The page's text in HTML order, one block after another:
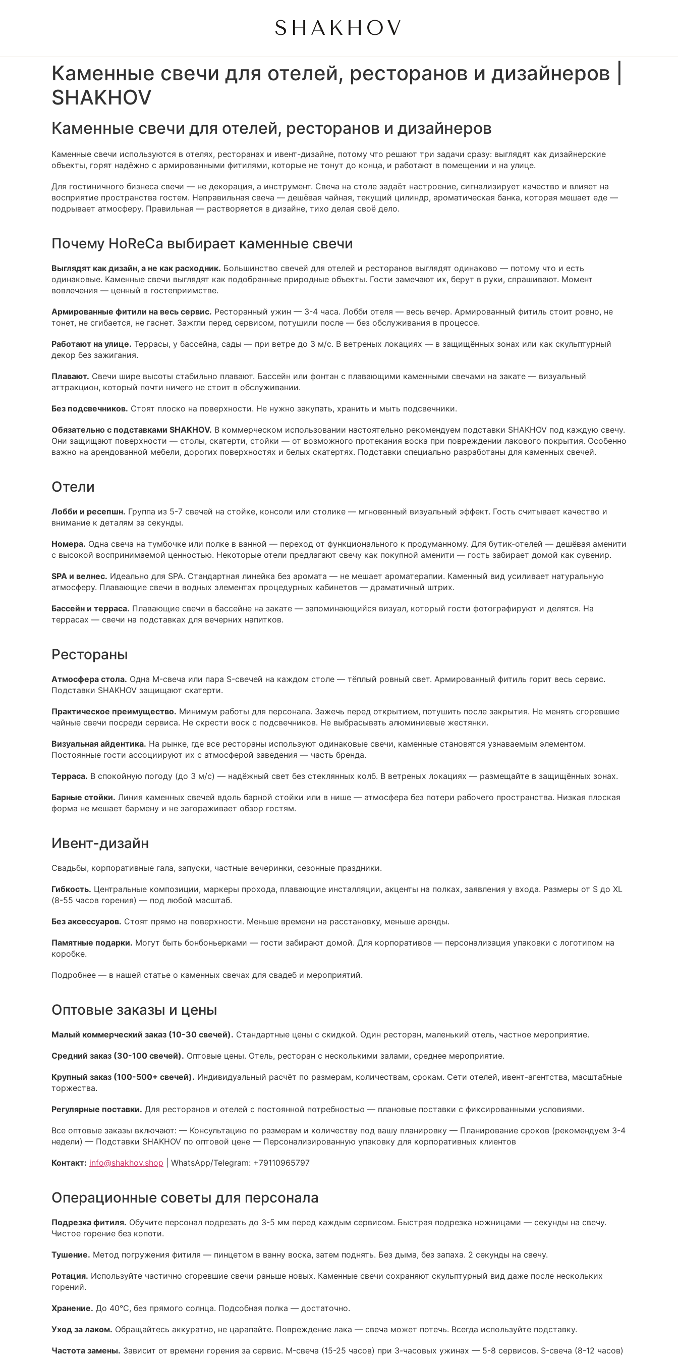
SHAKHOV
Каменные свечи для отелей, ресторанов и дизайнеров |
SHAKHOV
Каменные свечи для отелей, ресторанов и дизайнеров
Каменные свечи используются в отелях, ресторанах и ивент-дизайне, потому что решают три задачи сразу: выглядят как дизайнерские
объекты, горят надёжно с армированными фитилями, которые не тонут до конца, и работают в помещении и на улице.
Для гостиничного бизнеса свечи — не декорация, а инструмент. Свеча на столе задаёт настроение, сигнализирует качество и влияет на
восприятие пространства гостем. Неправильная свеча — дешёвая чайная, текущий цилиндр, ароматическая банка, которая мешает еде —
подрывает атмосферу. Правильная — растворяется в дизайне, тихо делая своё дело.
Почему HoReCa выбирает каменные свечи
Выглядят как дизайн, а не как расходник. Большинство свечей для отелей и ресторанов выглядят одинаково — потому что и есть
одинаковые. Каменные свечи выглядят как подобранные природные объекты. Гости замечают их, берут в руки, спрашивают. Момент
вовлечения — ценный в гостеприимстве.
Армированные фитили на весь сервис. Ресторанный ужин — 3-4 часа. Лобби отеля — весь вечер. Армированный фитиль стоит ровно, не
тонет, не сгибается, не гаснет. Зажгли перед сервисом, потушили после — без обслуживания в процессе.
Работают на улице. Террасы, у бассейна, сады — при ветре до 3 м/с. В ветреных локациях — в защищённых зонах или как скульптурный
декор без зажигания.
Плавают. Свечи шире высоты стабильно плавают. Бассейн или фонтан с плавающими каменными свечами на закате — визуальный
аттракцион, который почти ничего не стоит в обслуживании.
Без подсвечников. Стоят плоско на поверхности. Не нужно закупать, хранить и мыть подсвечники.
Обязательно с подставками SHAKHOV. В коммерческом использовании настоятельно рекомендуем подставки SHAKHOV под каждую свечу.
Они защищают поверхности — столы, скатерти, стойки — от возможного протекания воска при повреждении лакового покрытия. Особенно
важно на арендованной мебели, дорогих поверхностях и белых скатертях. Подставки специально разработаны для каменных свечей.
Отели
Лобби и ресепшн. Группа из 5-7 свечей на стойке, консоли или столике — мгновенный визуальный эффект. Гость считывает качество и
внимание к деталям за секунды.
Номера. Одна свеча на тумбочке или полке в ванной — переход от функционального к продуманному. Для бутик-отелей — дешёвая аменити
с высокой воспринимаемой ценностью. Некоторые отели предлагают свечу как покупной аменити — гость забирает домой как сувенир.
SPA и велнес. Идеально для SPA. Стандартная линейка без аромата — не мешает ароматерапии. Каменный вид усиливает натуральную
атмосферу. Плавающие свечи в водных элементах процедурных кабинетов — драматичный штрих.
Бассейн и терраса. Плавающие свечи в бассейне на закате — запоминающийся визуал, который гости фотографируют и делятся. На
террасах — свечи на подставках для вечерних напитков.
Рестораны
Атмосфера стола. Одна M-свеча или пара S-свечей на каждом столе — тёплый ровный свет. Армированный фитиль горит весь сервис.
Подставки SHAKHOV защищают скатерти.
Практическое преимущество. Минимум работы для персонала. Зажечь перед открытием, потушить после закрытия. Не менять сгоревшие
чайные свечи посреди сервиса. Не скрести воск с подсвечников. Не выбрасывать алюминиевые жестянки.
Визуальная айдентика. На рынке, где все рестораны используют одинаковые свечи, каменные становятся узнаваемым элементом.
Постоянные гости ассоциируют их с атмосферой заведения — часть бренда.
Терраса. В спокойную погоду (до 3 м/с) — надёжный свет без стеклянных колб. В ветреных локациях — размещайте в защищённых зонах.
Барные стойки. Линия каменных свечей вдоль барной стойки или в нише — атмосфера без потери рабочего пространства. Низкая плоская
форма не мешает бармену и не загораживает обзор гостям.
Ивент-дизайн
Свадьбы, корпоративные гала, запуски, частные вечеринки, сезонные праздники.
Гибкость. Центральные композиции, маркеры прохода, плавающие инсталляции, акценты на полках, заявления у входа. Размеры от S до XL
(8-55 часов горения) — под любой масштаб.
Без аксессуаров. Стоят прямо на поверхности. Меньше времени на расстановку, меньше аренды.
Памятные подарки. Могут быть бонбоньерками — гости забирают домой. Для корпоративов — персонализация упаковки с логотипом на
коробке.
Подробнее — в нашей статье о каменных свечах для свадеб и мероприятий.
Оптовые заказы и цены
Малый коммерческий заказ (10-30 свечей). Стандартные цены с скидкой. Один ресторан, маленький отель, частное мероприятие.
Средний заказ (30-100 свечей). Оптовые цены. Отель, ресторан с несколькими залами, среднее мероприятие.
Крупный заказ (100-500+ свечей). Индивидуальный расчёт по размерам, количествам, срокам. Сети отелей, ивент-агентства, масштабные
торжества.
Регулярные поставки. Для ресторанов и отелей с постоянной потребностью — плановые поставки с фиксированными условиями.
Все оптовые заказы включают: — Консультацию по размерам и количеству под вашу планировку — Планирование сроков (рекомендуем 3-4
недели) — Подставки SHAKHOV по оптовой цене — Персонализированную упаковку для корпоративных клиентов
Контакт: info@shakhov.shop | WhatsApp/Telegram: +79110965797
Операционные советы для персонала
Подрезка фитиля. Обучите персонал подрезать до 3-5 мм перед каждым сервисом. Быстрая подрезка ножницами — секунды на свечу.
Чистое горение без копоти.
Тушение. Метод погружения фитиля — пинцетом в ванну воска, затем поднять. Без дыма, без запаха. 2 секунды на свечу.
Ротация. Используйте частично сгоревшие свечи раньше новых. Каменные свечи сохраняют скульптурный вид даже после нескольких
горений.
Хранение. До 40°C, без прямого солнца. Подсобная полка — достаточно.
Уход за лаком. Обращайтесь аккуратно, не царапайте. Повреждение лака — свеча может потечь. Всегда используйте подставку.
Частота замены. Зависит от времени горения за сервис. M-свеча (15-25 часов) при 3-часовых ужинах — 5-8 сервисов. S-свеча (8-12 часов)